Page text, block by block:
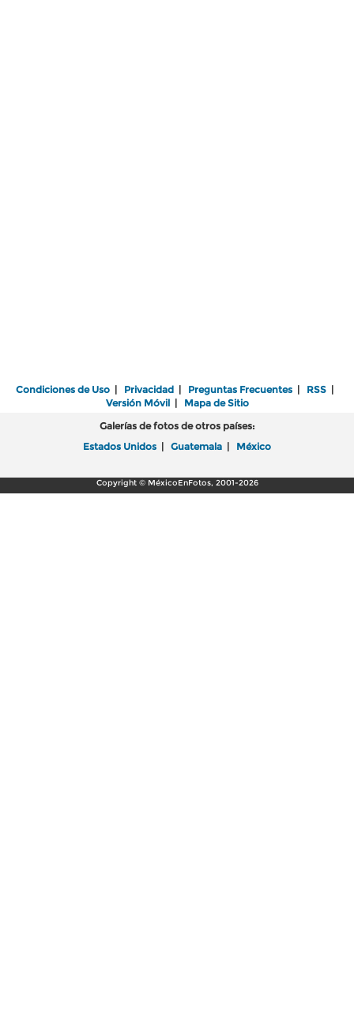
Condiciones de Uso | Privacidad | Preguntas Frecuentes | RSS |
Versión Móvil| Mapa de Sitio
Galerías de fotos de otros países:
Estados Unidos | Guatemala | México
Copyright © MéxicoEnFotos, 2001-2026